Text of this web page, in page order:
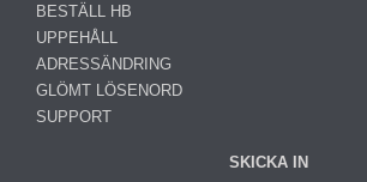
BESTÄLL HB
UPPEHÅLL
ADRESSÄNDRING
GLÖMT LÖSENORD
SUPPORT
SKICKA IN